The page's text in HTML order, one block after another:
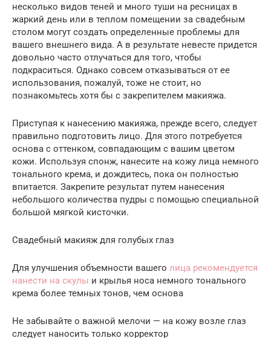
несколько видов теней и много туши на ресницах в
жаркий день или в теплом помещении за свадебным
столом могут создать определенные проблемы для
вашего внешнего вида. А в результате невесте придется
довольно часто отлучаться для того, чтобы
подкраситься. Однако совсем отказываться от ее
использования, пожалуй, тоже не стоит, но
познакомьтесь хотя бы с закрепителем макияжа.
Приступая к нанесению макияжа, прежде всего, следует
правильно подготовить лицо. Для этого потребуется
основа с оттенком, совпадающим с вашим цветом
кожи. Используя спонж, нанесите на кожу лица немного
тонального крема, и дождитесь, пока он полностью
впитается. Закрепите результат путем нанесения
небольшого количества пудры с помощью специальной
большой мягкой кисточки.
Свадебный макияж для голубых глаз
Для улучшения объемности вашего лица рекомендуется
нанести на скулы и крылья носа немного тонального
крема более темных тонов, чем основа
Не забывайте о важной мелочи — на кожу возле глаз
следует наносить только корректор